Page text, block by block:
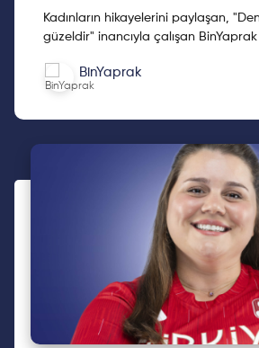
Kadınların hikayelerini paylaşan,
güzeldir" inancıyla çalışan
Cumhuriyetimizin 2. yüzyılına
hediye etmek için çıktığımız Hikaye
BinYaprak